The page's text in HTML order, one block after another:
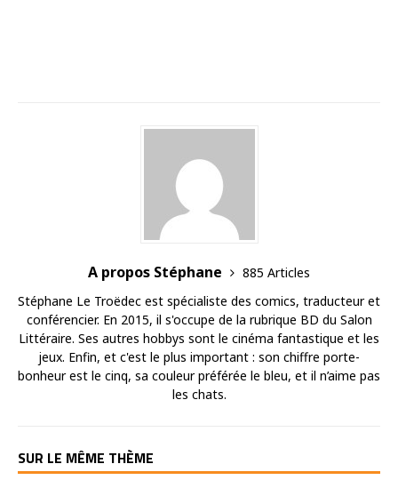
A propos Stéphane
885 Articles
Stéphane Le Troëdec est spécialiste des comics, traducteur et
conférencier. En 2015, il s'occupe de la rubrique BD du Salon
Littéraire. Ses autres hobbys sont le cinéma fantastique et les
jeux. Enfin, et c'est le plus important : son chiffre porte-
bonheur est le cinq, sa couleur préférée le bleu, et il n’aime pas
les chats.
SUR LE MÊME THÈME